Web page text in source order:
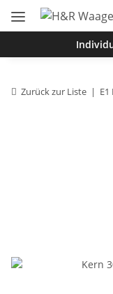
Zurück zur Liste